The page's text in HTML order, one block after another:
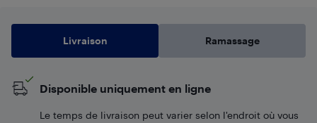
Livraison Ramassage
Disponible uniquement en ligne
Le temps de livraison peut varier selon l'endroit où vous